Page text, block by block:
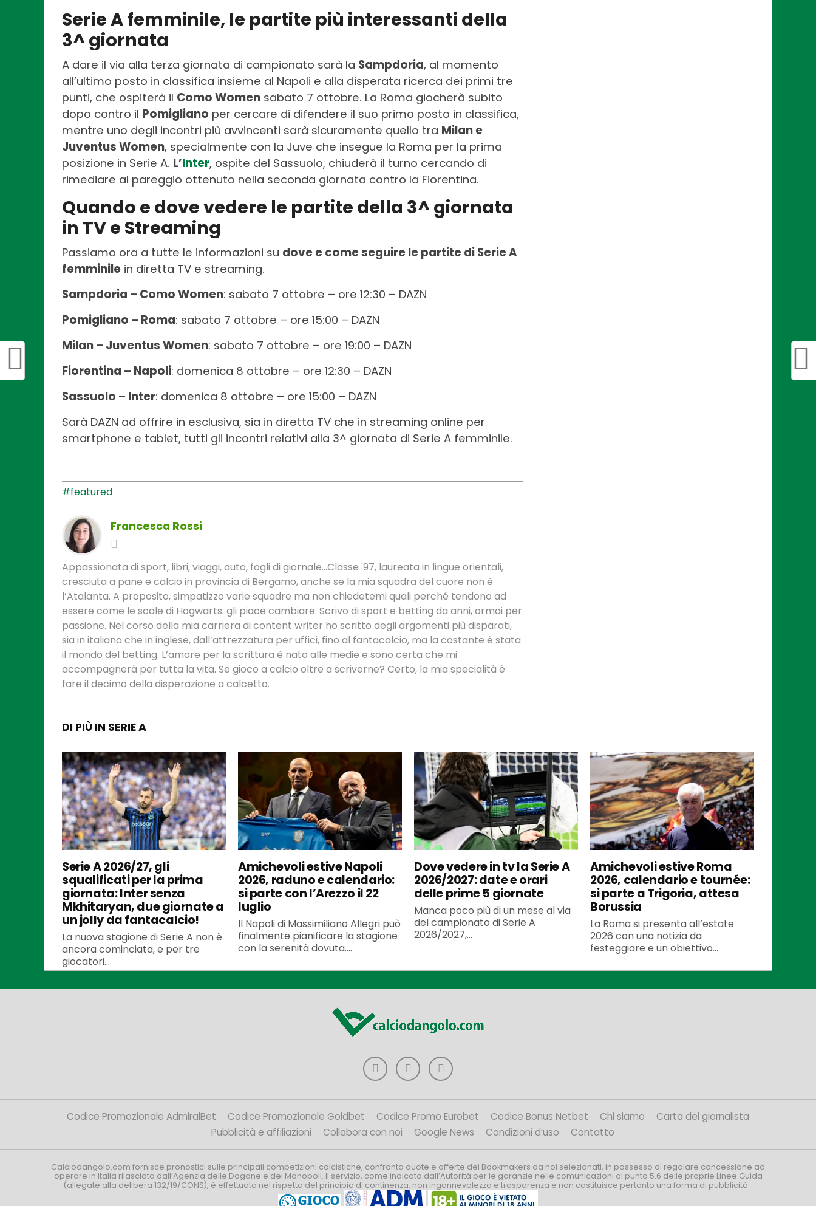
Serie A femminile, le partite più interessanti della
3^ giornata
A dare il via alla terza giornata di campionato sarà la Sampdoria, al momento
all’ultimo posto in classifica insieme al Napoli e alla disperata ricerca dei primi tre
punti, che ospiterà il Como Women sabato 7 ottobre. La Roma giocherà subito
dopo contro il Pomigliano per cercare di difendere il suo primo posto in classifica,
mentre uno degli incontri più avvincenti sarà sicuramente quello tra Milan e
Juventus Women, specialmente con la Juve che insegue la Roma per la prima
posizione in Serie A. L’Inter, ospite del Sassuolo, chiuderà il turno cercando di
rimediare al pareggio ottenuto nella seconda giornata contro la Fiorentina.
Quando e dove vedere le partite della 3^ giornata
in TV e Streaming
Passiamo ora a tutte le informazioni su dove e come seguire le partite di Serie A
femminile in diretta TV e streaming.
Sampdoria – Como Women: sabato 7 ottobre – ore 12:30 – DAZN
Pomigliano – Roma: sabato 7 ottobre – ore 15:00 – DAZN
Milan – Juventus Women: sabato 7 ottobre – ore 19:00 – DAZN
Fiorentina – Napoli: domenica 8 ottobre – ore 12:30 – DAZN
Sassuolo – Inter: domenica 8 ottobre – ore 15:00 – DAZN
Sarà DAZN ad offrire in esclusiva, sia in diretta TV che in streaming online per
smartphone e tablet, tutti gli incontri relativi alla 3^ giornata di Serie A femminile.
#featured
Francesca Rossi
Appassionata di sport, libri, viaggi, auto, fogli di giornale...Classe '97, laureata in lingue orientali,
cresciuta a pane e calcio in provincia di Bergamo, anche se la mia squadra del cuore non è
l’Atalanta. A proposito, simpatizzo varie squadre ma non chiedetemi quali perché tendono ad
essere come le scale di Hogwarts: gli piace cambiare. Scrivo di sport e betting da anni, ormai per
passione. Nel corso della mia carriera di content writer ho scritto degli argomenti più disparati,
sia in italiano che in inglese, dall’attrezzatura per uffici, fino al fantacalcio, ma la costante è stata
il mondo del betting. L’amore per la scrittura è nato alle medie e sono certa che mi
accompagnerà per tutta la vita. Se gioco a calcio oltre a scriverne? Certo, la mia specialità è
fare il decimo della disperazione a calcetto.
DI PIÙ IN SERIE A
Serie A 2026/27, gli
squalificati per la prima
giornata: Inter senza
Mkhitaryan, due giornate a
un jolly da fantacalcio!
La nuova stagione di Serie A non è
ancora cominciata, e per tre
giocatori...
Amichevoli estive Napoli
2026, raduno e calendario:
si parte con l’Arezzo il 22
luglio
Il Napoli di Massimiliano Allegri può
finalmente pianificare la stagione
con la serenità dovuta....
Dove vedere in tv la Serie A
2026/2027: date e orari
delle prime 5 giornate
Manca poco più di un mese al via
del campionato di Serie A
2026/2027,...
Amichevoli estive Roma
2026, calendario e tournée:
si parte a Trigoria, attesa
Borussia
La Roma si presenta all’estate
2026 con una notizia da
festeggiare e un obiettivo...
Codice Promozionale AdmiralBet Codice Promozionale Goldbet Codice Promo Eurobet Codice Bonus Netbet Chi siamo
Carta del giornalista
Pubblicità e affiliazioni
Collabora con noi Google News Condizioni d’uso Contatto
Calciodangolo.com fornisce pronostici sulle principali competizioni calcistiche, confronta quote e offerte dei Bookmakers da noi selezionati, in possesso di regolare concessione ad
operare in Italia rilasciata dall’Agenzia delle Dogane e dei Monopoli. Il servizio, come indicato dall’Autorità per le garanzie nelle comunicazioni al punto 5.6 delle proprie Linee Guida
(allegate alla delibera 132/19/CONS), è effettuato nel rispetto del principio di continenza, non ingannevolezza e trasparenza e non costituisce pertanto una forma di pubblicità.